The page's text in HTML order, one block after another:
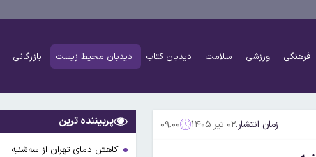
فرهنگی ورزشی سلامت دیدبان کتاب دیدبان محیط زیست بازرگانی
زمان انتشار:۰۲ تیر ۱۴۰۵ ۰۹:۰۰ پربیننده ترین
کاهش دمای تهران از سه‌شنبه